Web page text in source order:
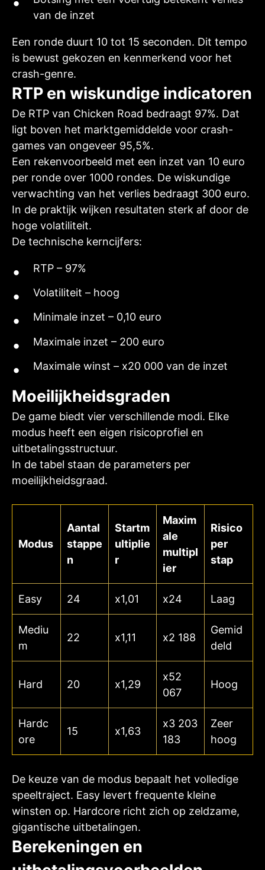
van de inzet
Een ronde duurt 10 tot 15 seconden. Dit tempo
is bewust gekozen en kenmerkend voor het
crash-genre.
RTP en wiskundige indicatoren
De RTP van Chicken Road bedraagt 97%. Dat
ligt boven het marktgemiddelde voor crash-
games van ongeveer 95,5%.
Een rekenvoorbeeld met een inzet van 10 euro
per ronde over 1000 rondes. De wiskundige
verwachting van het verlies bedraagt 300 euro.
In de praktijk wijken resultaten sterk af door de
hoge volatiliteit.
De technische kerncijfers:
RTP – 97%
Volatiliteit – hoog
Minimale inzet – 0,10 euro
Maximale inzet – 200 euro
Maximale winst – x20 000 van de inzet
Moeilijkheidsgraden
De game biedt vier verschillende modi. Elke
modus heeft een eigen risicoprofiel en
uitbetalingsstructuur.
In de tabel staan de parameters per
moeilijkheidsgraad.
Modus
Aantal
stappe
n
Startm
ultiplie
r
Maxim
ale
multipl
ier
Risico
per
stap
Easy 24 x1,01 x24 Laag
Mediu
m
22 x1,11 x2 188
Gemid
deld
Hard 20 x1,29
x52
067
Hoog
Hardc
ore
15 x1,63
x3 203
183
Zeer
hoog
De keuze van de modus bepaalt het volledige
speeltraject. Easy levert frequente kleine
winsten op. Hardcore richt zich op zeldzame,
gigantische uitbetalingen.
Berekeningen en